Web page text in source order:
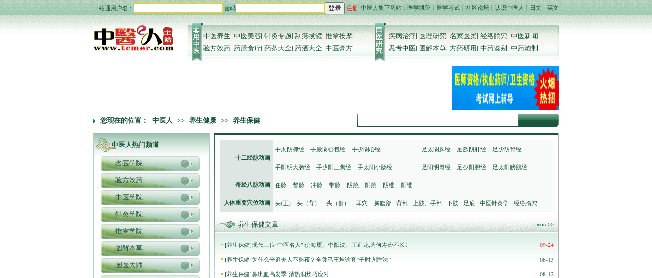
一站通用户名： 密码 登录 注册 中医人旗下网站： 医学眺望┊医学考试 ┊社区论坛┊ 认识中医人┊ 日文 ┊英文
中医养生|中医美容|针灸专题|刮痧拔罐|推拿按摩
验方效药| 药膳食疗| 药茶大全| 药酒大全| 中医膏方
疾病治疗|医理研究|名家医案|经络腧穴|中医新闻
思考中医| 图解本草| 方药研用| 中药鉴别| 中药炮制
您现在的位置： 中医人 >> 养生健康 >> 养生保健
中医人热门频道
名医学院
验方效药
中医学院
针灸学院
推拿学院
图解本草
国医大师
十二经脉动画
手太阴肺经 手厥阴心包经 手少阴心经 足太阴脾经 足厥阴肝经 足少阴肾经
手阳明大肠经 手少阳三焦经 手太阳小肠经 足阳明胃经 足少阳胆经 足太阳膀胱经
奇经八脉动画 任脉 督脉 冲脉 带脉 阴蹺 阳蹺 阴维 阳维
人体重要穴位动画 头(正) 头（背） 头（侧） 耳穴 胸腹部 背部 上肢、手部 下肢 足底 中医针灸学 经络腧穴
养生保健文章 more>>
[养生保健]现代三位“中医名人”:倪海厦、李阳波、王正龙,为何寿命不长?
09-24
[养生保健]为什么辛追夫人不熬夜？全凭马王堆这套“子时入睡法”
08-13
[养生保健]鼻出血高发季 清热润燥巧应对
08-12